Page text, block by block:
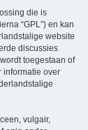
die is
“GPL”) en kan
website
discussies
toegestaan of
informatie over
vulgair,